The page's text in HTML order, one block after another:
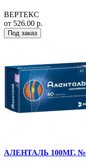
ВЕРТЕКС
от 526.00 р.
Под заказ
АЛЕНТАЛЬ 100МГ.